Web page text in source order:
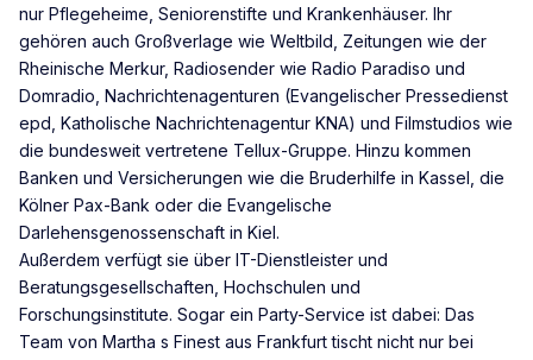
nur Pflegeheime, Seniorenstifte und Krankenhäuser. Ihr
gehören auch Großverlage wie Weltbild, Zeitungen wie der
Rheinische Merkur, Radiosender wie Radio Paradiso und
Domradio, Nachrichtenagenturen (Evangelischer Pressedienst
epd, Katholische Nachrichtenagentur KNA) und Filmstudios wie
die bundesweit vertretene Tellux-Gruppe. Hinzu kommen
Banken und Versicherungen wie die Bruderhilfe in Kassel, die
Kölner Pax-Bank oder die Evangelische
Darlehensgenossenschaft in Kiel.
Außerdem verfügt sie über IT-Dienstleister und
Beratungsgesellschaften, Hochschulen und
Forschungsinstitute. Sogar ein Party-Service ist dabei: Das
Team von Martha s Finest aus Frankfurt tischt nicht nur bei